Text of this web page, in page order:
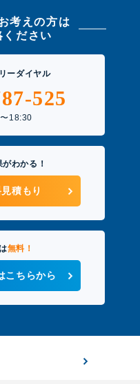
考えの方は
ください
ーダイヤル
525
18:30
わかる！
積もり
無料！
こちらから